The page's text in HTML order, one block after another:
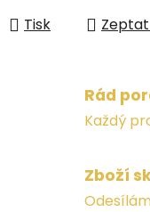
Tisk
Rád
Každý
Zboží